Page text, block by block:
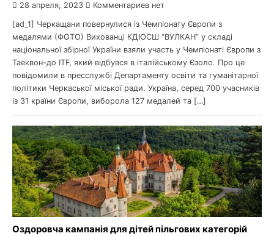
28 апреля, 2023 Комментариев нет
[ad_1] Черкащани повернулися із Чемпіонату Європи з
медалями (ФОТО) Вихованці КДЮСШ “ВУЛКАН” у складі
національної збірної України взяли участь у Чемпіонаті Європи з
Таеквон-до ITF, який відбувся в італійському Єзоло. Про це
повідомили в пресслужбі Департаменту освіти та гуманітарної
політики Черкаської міської ради. Україна, серед 700 учасників
із 31 країни Європи, виборола 127 медалей та […]
Оздоровча кампанія для дітей пільгових категорій